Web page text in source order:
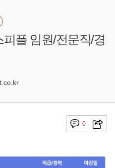
플 임원/전문직/경
0